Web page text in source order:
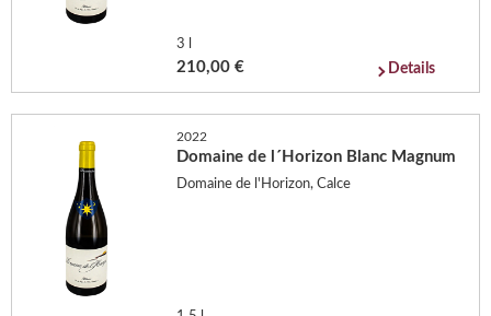
3 l
210,00 € Details
2022
Domaine de l´Horizon Blanc Magnum
Domaine de l'Horizon, Calce